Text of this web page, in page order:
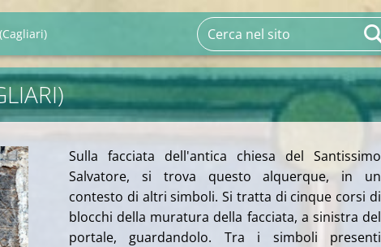
Sulla facciata dell'antica chiesa del Santissimo
Salvatore, si trova questo alquerque, in un
contesto di altri simboli. Si tratta di cinque corsi di
blocchi della muratura della facciata, a sinistra del
portale, guardandolo. Tra i simboli presenti